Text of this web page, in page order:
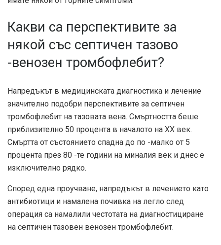
Какви са перспективите за
някой със септичен тазово
-венозен тромбофлебит?
Напредъкът в медицинската диагностика и лечение
значително подобри перспективите за септичен
тромбофлебит на тазовата вена. Смъртността беше
приблизително 50 процента в началото на ХХ век.
Смъртта от състоянието спадна до по -малко от 5
процента през 80 -те години на миналия век и днес е
изключително рядко.
Според една проучване, напредъкът в лечението като
антибиотици и намалена почивка на легло след
операция са намалили честотата на диагностициране
на септичен тазовен венозен тромбофлебит.